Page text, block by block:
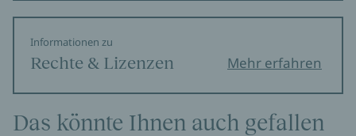
Informationen zu
Rechte & Lizenzen Mehr erfahren
Das könnte Ihnen auch gefallen